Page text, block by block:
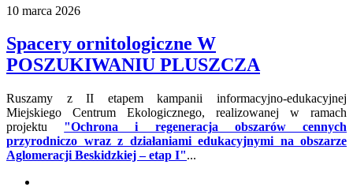
10 marca 2026
Spacery ornitologiczne W
POSZUKIWANIU PLUSZCZA
Ruszamy z II etapem kampanii informacyjno-edukacyjnej
Miejskiego Centrum Ekologicznego, realizowanej w ramach
projektu "Ochrona i regeneracja obszarów cennych
przyrodniczo wraz z działaniami edukacyjnymi na obszarze
Aglomeracji Beskidzkiej – etap I"...